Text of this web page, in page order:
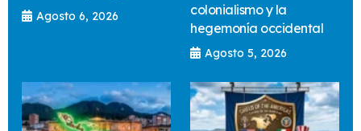
Agosto 6, 2026
colonialismo y la
hegemonía occidental
Agosto 5, 2026